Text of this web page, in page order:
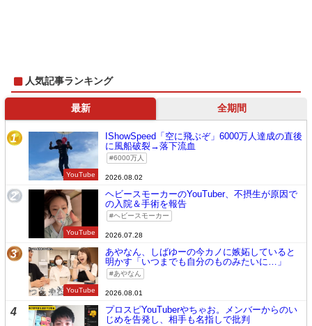
人気記事ランキング
最新 全期間
1
YouTube
IShowSpeed「空に飛ぶぞ」6000万人達成の直後
に風船破裂→落下流血
6000万人
2026.08.02
2
YouTube
ヘビースモーカーのYouTuber、不摂生が原因で
の入院＆手術を報告
ヘビースモーカー
2026.07.28
3
YouTube
あやなん、しばゆーの今カノに嫉妬していると
明かす「いつまでも自分のものみたいに…」
あやなん
2026.08.01
4
プロスピYouTuberやちゃお。メンバーからのい
じめを告発し、相手も名指しで批判